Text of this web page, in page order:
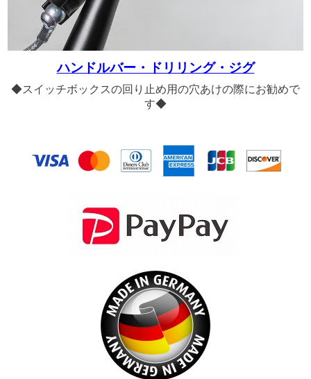
ハンドルバー・ドリリング・ジグ
◆スイッチボックスの回り止め用の穴あけの際にお勧めで
す◆